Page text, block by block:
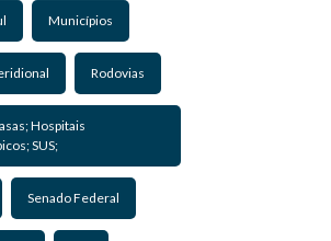
Municípios
Rodovias
Hospitais
SUS;
Senado Federal